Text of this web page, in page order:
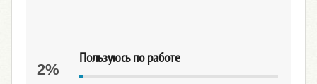
Пользуюсь по работе
2%